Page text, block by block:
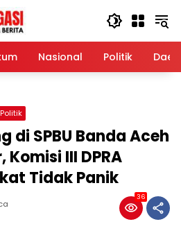
Nasional Politik
Politik
di SPBU Banda Aceh
III DPRA
Tidak Panik
36